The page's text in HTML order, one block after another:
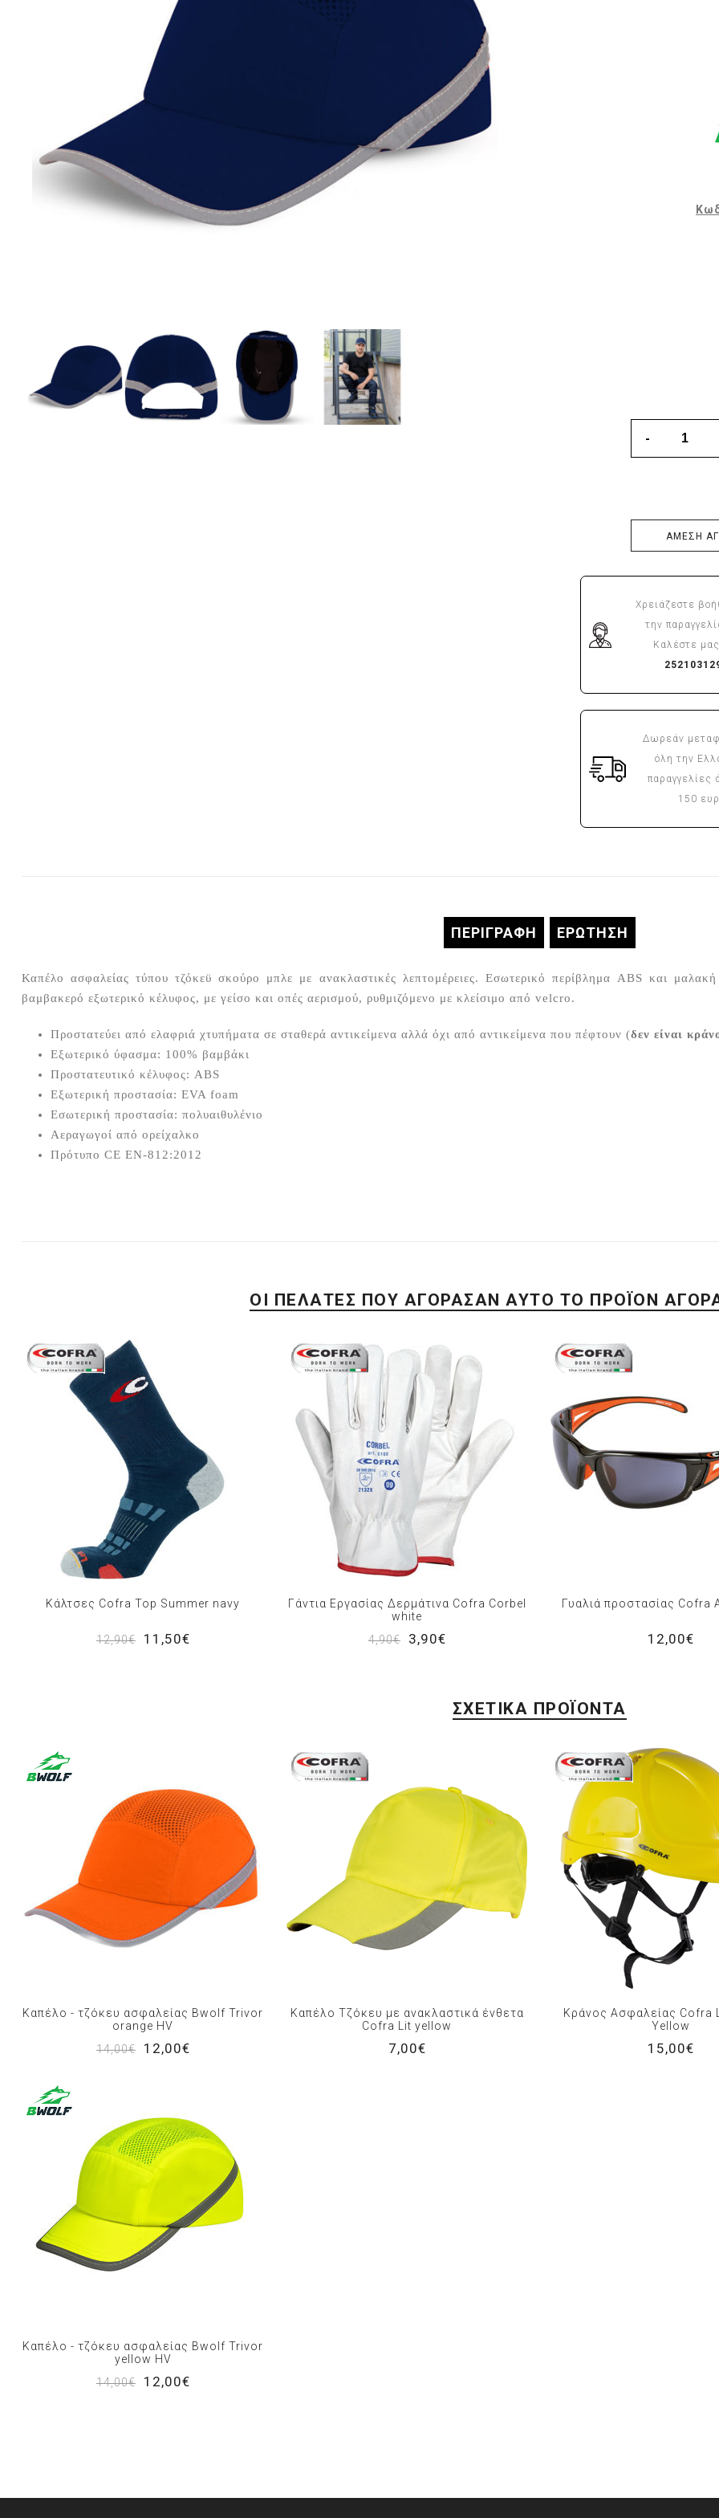
Ρόμπες Εργασίας
Αξεσουάρ Ένδυσης
Εξοπλισμός μιας χρήσης
ΑΜΕΣΗ
Χρειάζεστε
την
Καλέστε
Δωρεάν
όλη την
παραγγελίες
150
ΠΕΡΙΓΡΑΦΉ ΕΡΏΤΗΣΗ
Καπέλο ασφαλείας τύπου τζόκεϋ σκούρο μπλε με ανακλαστικές λεπτομέρειες. Εσωτερικό περίβλημα ABS και
βαμβακερό εξωτερικό κέλυφος, με γείσο και οπές αερισμού, ρυθμιζόμενο με κλείσιμο από velcro.
Προστατεύει από ελαφριά χτυπήματα σε σταθερά αντικείμενα αλλά όχι από αντικείμενα που πέφτουν (δεν είναι
Εξωτερικό ύφασμα: 100% βαμβάκι
Προστατευτικό κέλυφος: ABS
Εξωτερική προστασία: EVA foam
Εσωτερική προστασία: πολυαιθυλένιο
Αεραγωγοί από ορείχαλκο
Πρότυπο CE EN-812:2012
ΟΙ ΠΕΛΆΤΕΣ ΠΟΥ ΑΓΌΡΑΣΑΝ ΑΥΤΌ ΤΟ ΠΡΟΪΌΝ
Κάλτσες Cofra Top Summer navy
12,90€ 11,50€
Γάντια Εργασίας Δερμάτινα Cofra Corbel
white
4,90€
3,90€
Γυαλιά προστασίας Cofra
12,00€
ΣΧΕΤΙΚΆ ΠΡΟΪΌΝΤΑ
Καπέλο - τζόκευ ασφαλείας Bwolf Trivor
orange HV
14,00€
12,00€
Καπέλο Τζόκευ με ανακλαστικά ένθετα
Cofra Lit yellow
7,00€
Κράνος Ασφαλείας Cofra
Yellow
15,00€
Καπέλο - τζόκευ ασφαλείας Bwolf Trivor
yellow HV
14,00€
12,00€